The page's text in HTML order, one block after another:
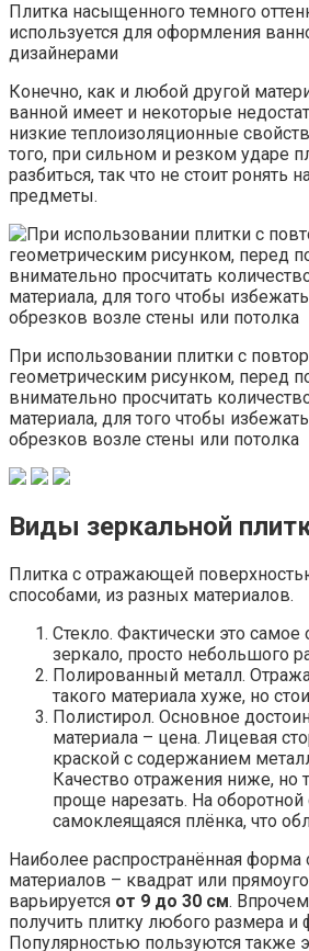
Плитка насыщенного темного
используется для оформления
дизайнерами
Конечно, как и любой другой
ванной имеет и некоторые
низкие теплоизоляционные
того, при сильном и резком ударе
разбиться, так что не стоит ронять
предметы.
При использовании плитки с
геометрическим рисунком, перед
внимательно просчитать
материала, для того чтобы
обрезков возле стены или потолка
Виды зеркальной
Плитка с отражающей
способами, из разных материалов.
Стекло. Фактически это
зеркало, просто небольшого
Полированный металл.
такого материала хуже, но
Полистирол. Основное
материала – цена. Лицевая
краской с содержанием
Качество отражения ниже, но
проще нарезать. На оборотной
самоклеящаяся плёнка, что
Наиболее распространённая форма
материалов – квадрат или
варьируется от 9 до 30 см.
получить плитку любого размера
Популярностью пользуются также